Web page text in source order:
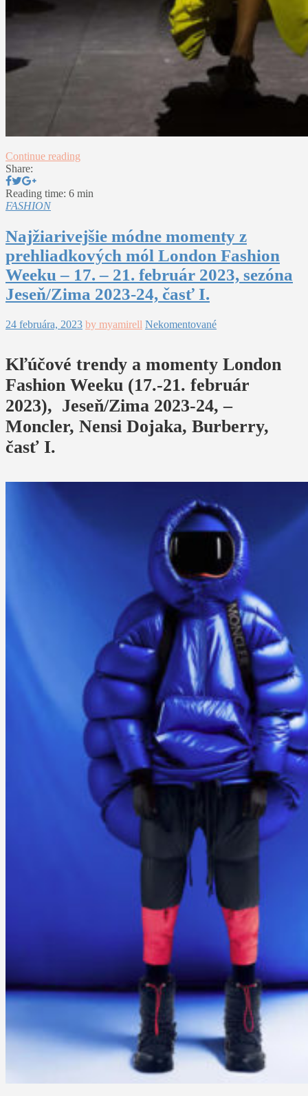
Continue reading
Share:
Reading time: 6 min
FASHION
Najžiarivejšie módne momenty z
prehliadkových mól London Fashion
Weeku – 17. – 21. február 2023, sezóna
Jeseň/Zima 2023-24, časť I.
24 februára, 2023 by myamirell Nekomentované
Kľúčové trendy a momenty London
Fashion Weeku (17.-21. február
2023), Jeseň/Zima 2023-24, –
Moncler, Nensi Dojaka, Burberry,
časť I.